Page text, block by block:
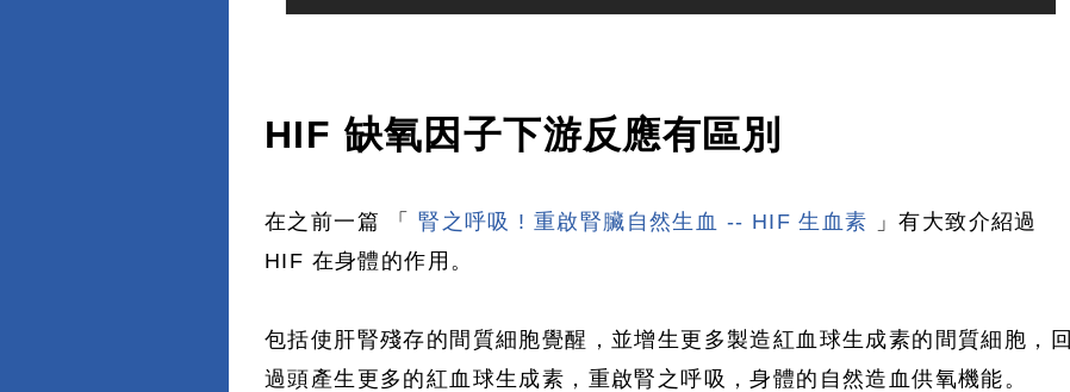
HIF 缺氧因子下游反應有區別
在之前一篇 「腎之呼吸 ! 重啟腎臟自然生血 -- HIF 生血素 」有大致介紹過
HIF 在身體的作用。
包括使肝腎殘存的間質細胞覺醒，並增生更多製造紅血球生成素的間質細胞，回
過頭產生更多的紅血球生成素，重啟腎之呼吸，身體的自然造血供氧機能。